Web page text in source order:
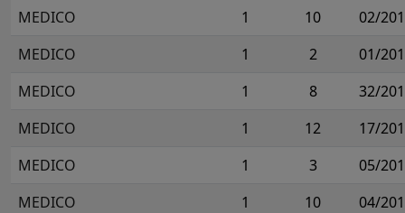
MEDICO
1 10
02/
MEDICO
1 2
01/
MEDICO
1 8
32/
MEDICO
1 12
17/
MEDICO
1 3
05/
MEDICO
1 10
04/